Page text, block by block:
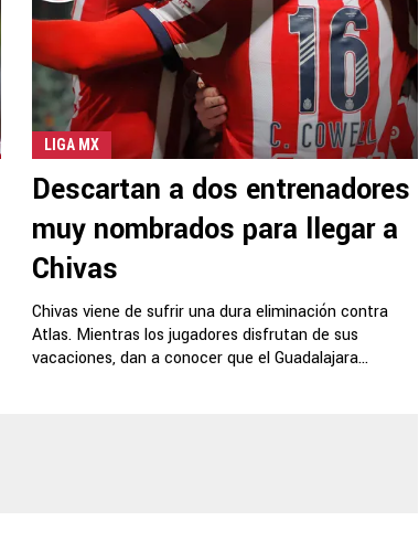
LIGA MX
Descartan a dos entrenadores
muy nombrados para llegar a
Chivas
Chivas viene de sufrir una dura eliminación contra
Atlas. Mientras los jugadores disfrutan de sus
vacaciones, dan a conocer que el Guadalajara...